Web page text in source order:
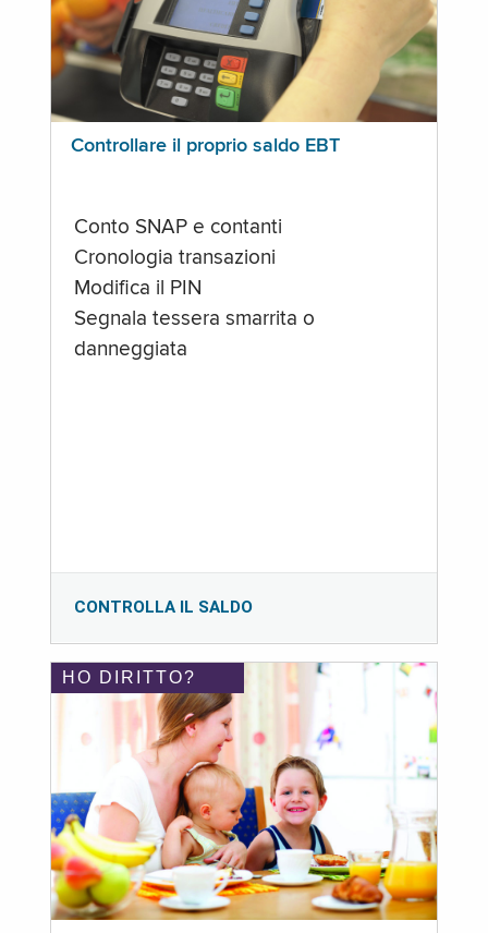
Controllare il proprio saldo EBT
Conto SNAP e contanti
Cronologia transazioni
Modifica il PIN
Segnala tessera smarrita o
danneggiata
CONTROLLA IL SALDO
HO DIRITTO?